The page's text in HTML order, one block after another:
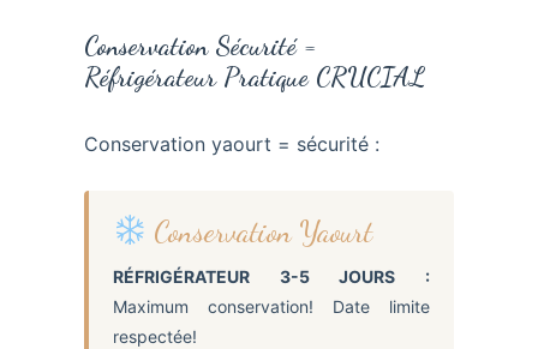
Conservation Sécurité =
Réfrigérateur Pratique CRUCIAL
Conservation yaourt = sécurité :
Conservation Yaourt
RÉFRIGÉRATEUR 3-5 JOURS :
Maximum conservation! Date limite
respectée!